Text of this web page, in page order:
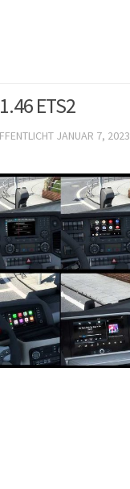
ETS2
JANUAR 7, 2023